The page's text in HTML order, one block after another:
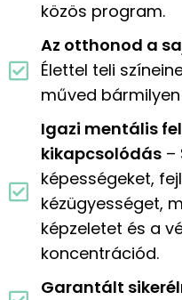
közös program.
Az otthonod a
Élettel teli
műved
Igazi mentális
kikapcsolódás –
képességeket,
kézügyességet,
képzeletet és a
koncentrációd.
Garantált